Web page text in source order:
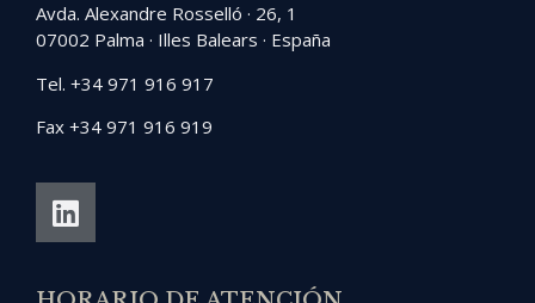
Avda. Alexandre Rosselló · 26, 1
07002 Palma · Illes Balears · España
Tel. +34 971 916 917
Fax +34 971 916 919